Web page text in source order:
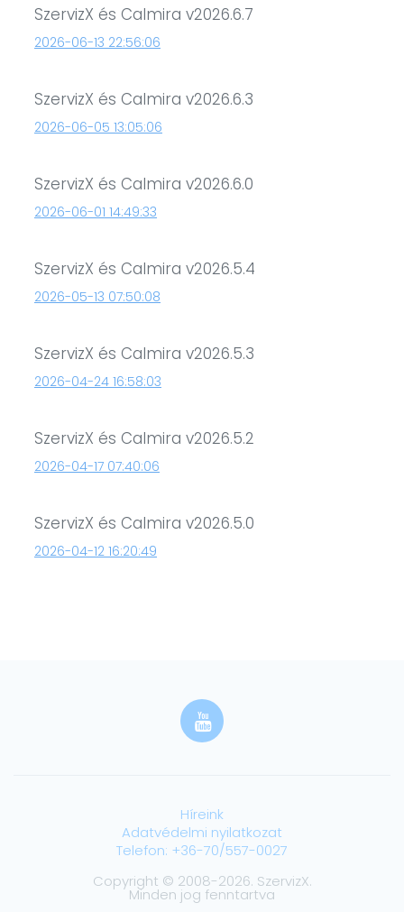
SzervizX és Calmira v2026.6.7
2026-06-13 22:56:06
SzervizX és Calmira v2026.6.3
2026-06-05 13:05:06
SzervizX és Calmira v2026.6.0
2026-06-01 14:49:33
SzervizX és Calmira v2026.5.4
2026-05-13 07:50:08
SzervizX és Calmira v2026.5.3
2026-04-24 16:58:03
SzervizX és Calmira v2026.5.2
2026-04-17 07:40:06
SzervizX és Calmira v2026.5.0
2026-04-12 16:20:49
Híreink
Adatvédelmi nyilatkozat
Telefon: +36-70/557-0027
Copyright © 2008-2026. SzervizX.
Minden jog fenntartva